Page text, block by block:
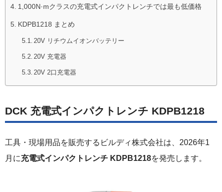
1,000N·mクラスの充電式インパクトレンチでは最も低価格
KDPB1218 まとめ
20V リチウムイオンバッテリー
20V 充電器
20V 2口充電器
DCK 充電式インパクトレンチ KDPB1218
工具・現場用品を販売するビルディ株式会社は、2026年1
月に充電式インパクトレンチ KDPB1218を発売します。